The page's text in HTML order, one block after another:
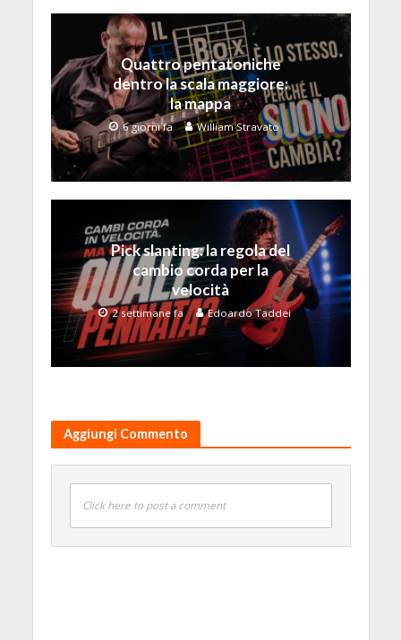
Quattro pentatoniche
dentro la scala maggiore:
la mappa
6 giorni fa William Stravato
Pick slanting: la regola del
cambio corda per la
velocità
2 settimane fa Edoardo Taddei
Aggiungi Commento
Click here to post a comment